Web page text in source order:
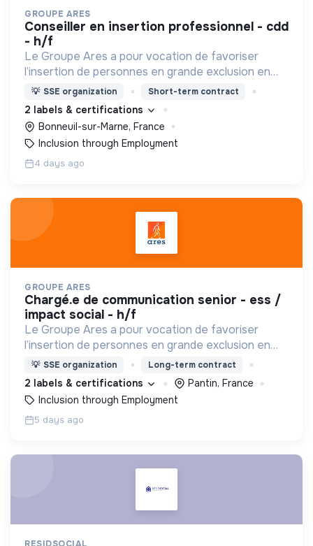
GROUPE ARES
conseiller en insertion professionnel - cdd
- h/f
Le Groupe Ares a pour vocation de favoriser
l’insertion de personnes en grande exclusion en
leur offrant un travail et un accompagnement
social adaptés.
💡 SSE organization Short-term contract
2 labels & certifications
Bonneuil-sur-Marne, France
Inclusion through Employment
4 days ago
GROUPE ARES
chargé.e de communication senior - ess /
impact social - h/f
Le Groupe Ares a pour vocation de favoriser
l’insertion de personnes en grande exclusion en
leur offrant un travail et un accompagnement
social adaptés.
💡 SSE organization Long-term contract
2 labels & certifications
Pantin, France
Inclusion through Employment
5 days ago